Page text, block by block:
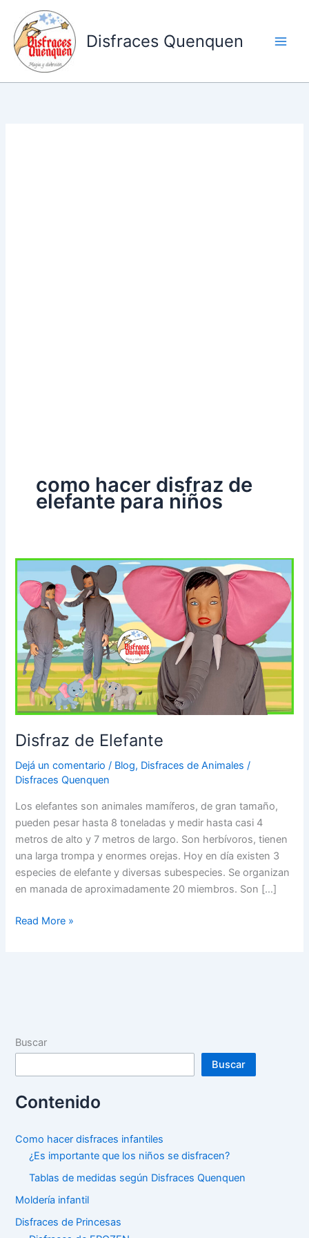
contenido
Disfraces Quenquen
como hacer disfraz de
elefante para niños
Disfraz de Elefante
Dejá un comentario / Blog, Disfraces de Animales /
Disfraces Quenquen
Los elefantes son animales mamíferos, de gran tamaño,
pueden pesar hasta 8 toneladas y medir hasta casi 4
metros de alto y 7 metros de largo. Son herbívoros, tienen
una larga trompa y enormes orejas. Hoy en día existen 3
especies de elefante y diversas subespecies. Se organizan
en manada de aproximadamente 20 miembros. Son […]
Disfraz
Read More »
Buscar
Buscar
Contenido
Como hacer disfraces infantiles
¿Es importante que los niños se disfracen?
Tablas de medidas según Disfraces Quenquen
Moldería infantil
Disfraces de Princesas